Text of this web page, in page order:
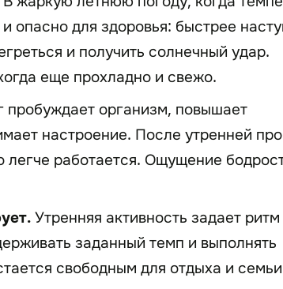
опасно для здоровья: быстрее
и получить солнечный удар.
еще прохладно и свежо.
пробуждает организм, повышает
настроение. После утренней
работается. Ощущение
Утренняя активность задает
заданный темп и выполнять
свободным для отдыха и